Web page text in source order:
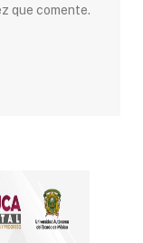
que comente.